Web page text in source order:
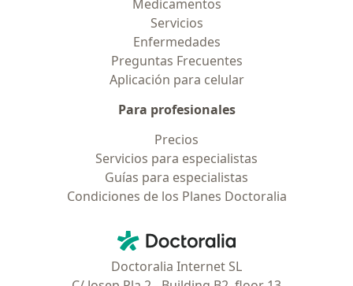
Medicamentos
Servicios
Enfermedades
Preguntas Frecuentes
Aplicación para celular
Para profesionales
Precios
Servicios para especialistas
Guías para especialistas
Condiciones de los Planes Doctoralia
Doctoralia - Página de inicio
Doctoralia Internet SL